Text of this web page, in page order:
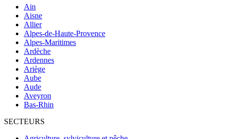
Ain
Aisne
Allier
Alpes-de-Haute-Provence
Alpes-Maritimes
Ardèche
Ardennes
Ariège
Aube
Aude
Aveyron
Bas-Rhin
SECTEURS